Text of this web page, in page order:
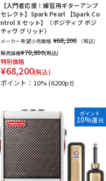
【入門者応援！練習用ギターアンプ
セレクト】Spark Pearl 【Spark Co
ntrol X セット】（ポジティブ ポジ
ティヴ グリッド）
メーカー希望小売価格 ¥68,200
（税込）
販売価格¥70,800(税込)
特別価格
¥68,200(税込)
ポイント：10%(6200pt)
ポイント
10%還元